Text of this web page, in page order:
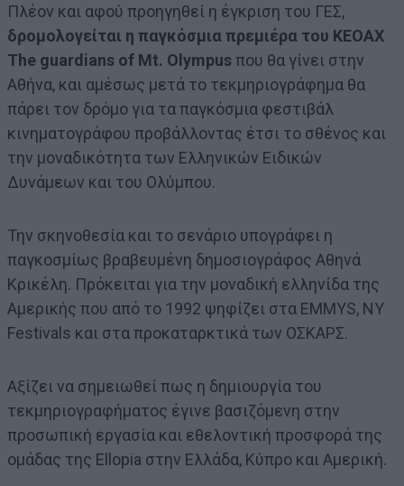
Πλέον και αφού προηγηθεί η έγκριση του ΓΕΣ,
δρομολογείται η παγκόσμια πρεμιέρα του ΚΕΟΑΧ
Τhe guardians of Mt. Olympusπου θα γίνει στην
Αθήνα, και αμέσως μετά το τεκμηριογράφημα θα
πάρει τον δρόμο για τα παγκόσμια φεστιβάλ
κινηματογράφου προβάλλοντας έτσι το σθένος και
την μοναδικότητα των Ελληνικών Ειδικών
Δυνάμεων και του Ολύμπου.
Την σκηνοθεσία και το σενάριο υπογράφει η
παγκοσμίως βραβευμένη δημοσιογράφος Αθηνά
Κρικέλη. Πρόκειται για την μοναδική ελληνίδα της
Αμερικής που από το 1992 ψηφίζει στα EMMYS, NY
Festivals και στα προκαταρκτικά των ΟΣΚΑΡΣ.
Αξίζει να σημειωθεί πως η δημιουργία του
τεκμηριογραφήματος έγινε βασιζόμενη στην
προσωπική εργασία και εθελοντική προσφορά της
ομάδας της Εllopia στην Ελλάδα, Κύπρο και Αμερική.